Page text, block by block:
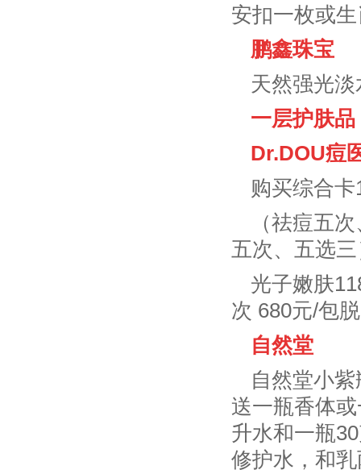
安扣一枚或
鹏鑫珠宝
天然强光
一层护肤品
Dr.DOU痘
购买综合卡
（祛痘五
五次、五选三
光子嫩肤
次 680元/包
自然堂
自然堂小
送一瓶香体
升水和一瓶
修护水，和